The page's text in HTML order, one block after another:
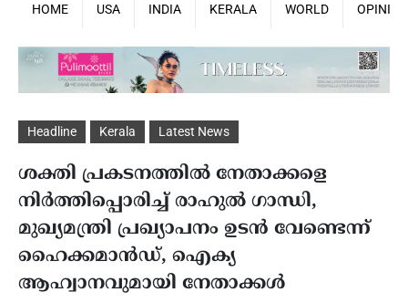
HOME USA INDIA KERALA WORLD OPINION
Headline Kerala Latest News
ശക്തി പ്രകടനത്തിൽ നേതാക്കളെ
നിർത്തിപ്പൊരിച്ച് രാഹുൽ ഗാന്ധി,
മുഖ്യമന്ത്രി പ്രഖ്യാപനം ഉടൻ വേണ്ടെന്ന്
ഹൈക്കമാൻഡ്, ഐക്യ
ആഹ്വാനവുമായി നേതാക്കൾ